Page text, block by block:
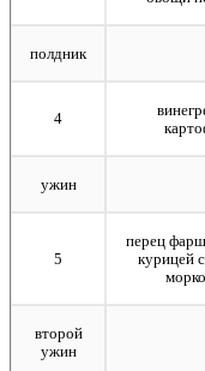
полдник
4
ужин
5
перец
курицей
второй
ужин